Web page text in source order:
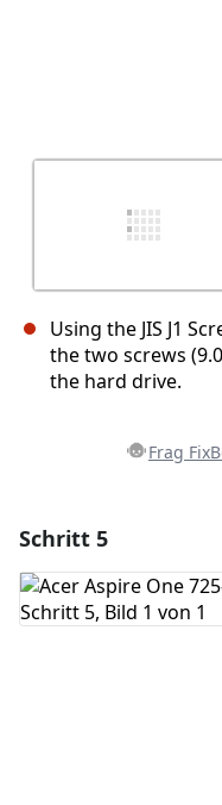
Using the JIS J1
the two screws
the hard drive.
Frag
Kommentar
Schritt 5